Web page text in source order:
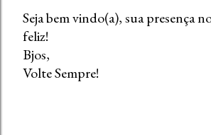
P
o
s
Seja bem vindo(a), sua presença
feliz!
Bjos,
Volte Sempre!